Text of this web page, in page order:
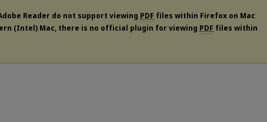
Reader do not support viewing PDF files within Firefox on Mac
(Intel) Mac, there is no official plugin for viewing PDF files within